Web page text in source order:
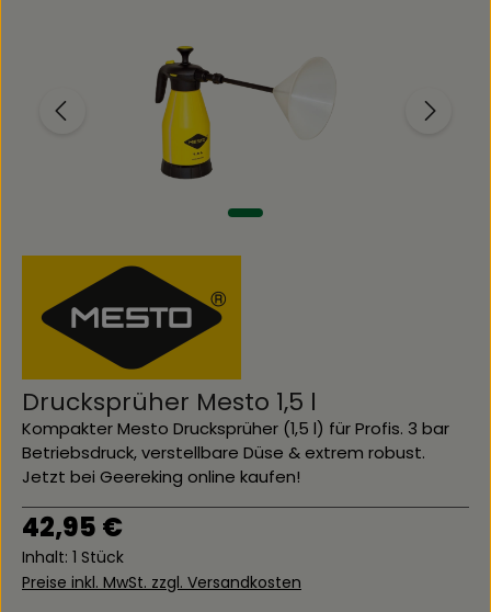
Drucksprüher Mesto 1,5 l
Kompakter Mesto Drucksprüher (1,5 l) für Profis. 3 bar
Betriebsdruck, verstellbare Düse & extrem robust.
Jetzt bei Geereking online kaufen!
Regulärer Preis:
42,95 €
Inhalt: 1 Stück
Preise inkl. MwSt. zzgl. Versandkosten